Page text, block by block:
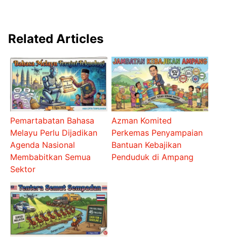
Related Articles
Pemartabatan Bahasa
Melayu Perlu Dijadikan
Agenda Nasional
Membabitkan Semua
Sektor
Azman Komited
Perkemas Penyampaian
Bantuan Kebajikan
Penduduk di Ampang